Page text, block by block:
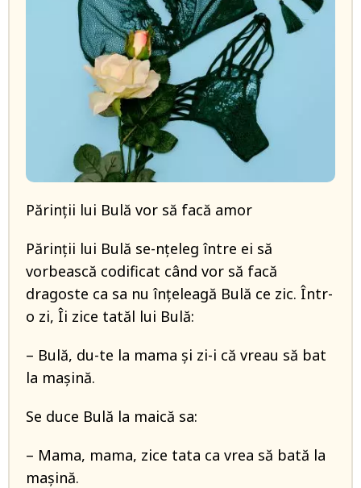
Părinții lui Bulă vor să facă amor
Părinții lui Bulă se-nțeleg între ei să
vorbească codificat când vor să facă
dragoste ca sa nu înțeleagă Bulă ce zic. Într-
o zi, Îi zice tatăl lui Bulă:
– Bulă, du-te la mama și zi-i că vreau să bat
la mașină.
Se duce Bulă la maică sa:
– Mama, mama, zice tata ca vrea să bată la
mașină.